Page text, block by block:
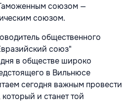
союзом —
союзом.
общественного
союз"
в обществе широко
в Вильнюсе
сегодня важным провести
и станет той